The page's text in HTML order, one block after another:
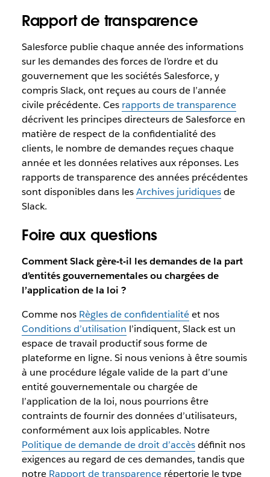
Rapport de transparence
Salesforce publie chaque année des informations
sur les demandes des forces de l’ordre et du
gouvernement que les sociétés Salesforce, y
compris Slack, ont reçues au cours de l’année
civile précédente. Ces rapports de transparence
décrivent les principes directeurs de Salesforce en
matière de respect de la confidentialité des
clients, le nombre de demandes reçues chaque
année et les données relatives aux réponses. Les
rapports de transparence des années précédentes
sont disponibles dans lesArchives juridiquesde
Slack.
Foire aux questions
Comment Slack gère-t-il les demandes de la part
d’entités gouvernementales ou chargées de
l’application de la loi ?
Comme nos Règles de confidentialitéet nos
Conditions d’utilisation l’indiquent, Slack est un
espace de travail productif sous forme de
plateforme en ligne. Si nous venions à être soumis
à une procédure légale valide de la part d’une
entité gouvernementale ou chargée de
l’application de la loi, nous pourrions être
contraints de fournir des données d’utilisateurs,
conformément aux lois applicables. Notre
Politique de demande de droit d’accèsdéfinit nos
exigences au regard de ces demandes, tandis que
notre Rapport de transparencerépertorie le type